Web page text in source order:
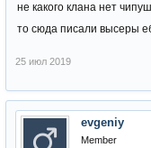
не какого клана нет
то сюда писали высеры
25 июл 2019
evgeniy
Member